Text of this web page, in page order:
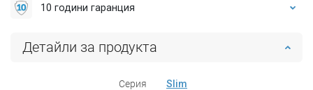
10 години гаранция
Детайли за продукта
Серия Slim